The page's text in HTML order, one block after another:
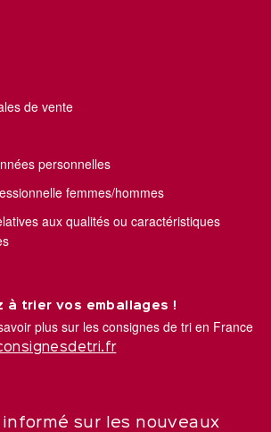
de vente
personnelles
femmes/hommes
aux qualités ou caractéristiques
à trier vos emballages !
plus sur les consignes de tri en France
informé sur les nouveaux